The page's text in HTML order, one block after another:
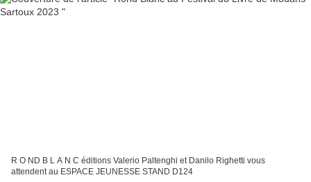
R O ND B L A N C éditions Valerio Paltenghi et Danilo Righetti vous
attendent au ESPACE JEUNESSE STAND D124